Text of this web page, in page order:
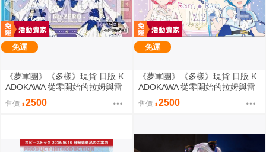
免運
《夢軍團》《多樣》現貨 日版 K
ADOKAWA 從零開始的拉姆與雷
姆的生日生活2025 動漫桌墊 卡
墊 拉姆&雷姆
售價 2500
免運
《夢軍團》《多樣》現貨 日版 K
ADOKAWA 從零開始的拉姆與雷
姆的生日生活2024 動漫桌墊 卡
墊 拉姆&雷姆
售價 2500